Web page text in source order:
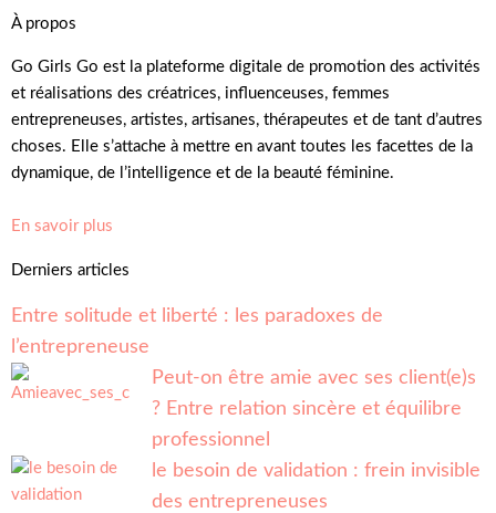
À propos
Go Girls Go est la plateforme digitale de promotion des activités
et réalisations des créatrices, influenceuses, femmes
entrepreneuses, artistes, artisanes, thérapeutes et de tant d’autres
choses. Elle s’attache à mettre en avant toutes les facettes de la
dynamique, de l’intelligence et de la beauté féminine.
En savoir plus
Derniers articles
Entre solitude et liberté : les paradoxes de
l’entrepreneuse
Peut-on être amie avec ses client(e)s
? Entre relation sincère et équilibre
professionnel
le besoin de validation : frein invisible
des entrepreneuses